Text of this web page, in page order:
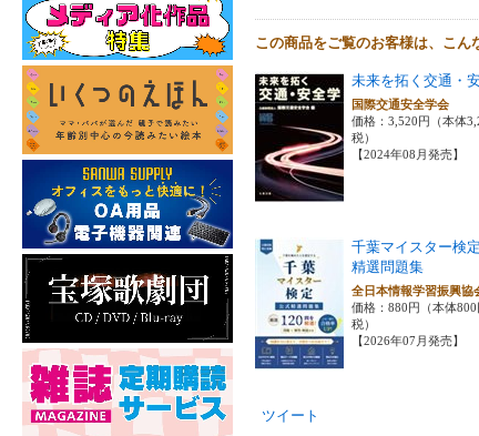
この商品をご覧のお客様は、こん
未来を拓く交通・
国際交通安全学会
価格：3,520円（本体
税）
【2024年08月発売】
千葉マイスター検
精選問題集
全日本情報学習振興
価格：880円（本体800
税）
【2026年07月発売】
ツイート